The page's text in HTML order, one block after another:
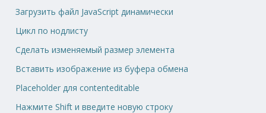
Загрузить файл JavaScript динамически
Цикл по нодлисту
Сделать изменяемый размер элемента
Вставить изображение из буфера обмена
Placeholder для contenteditable
Нажмите Shift и введите новую строку